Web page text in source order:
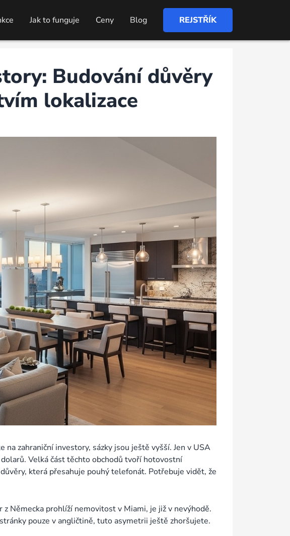
Jak to funguje Ceny Blog REJSTŘÍK
Budování důvěry
lokalizace
zahraniční investory, sázky jsou ještě vyšší. Jen v USA
Velká část těchto obchodů tvoří hotovostní
která přesahuje pouhý telefonát. Potřebuje vidět, že
Německa prohlíží nemovitost v Miami, je již v nevýhodě.
pouze v angličtině, tuto asymetrii ještě zhoršujete.